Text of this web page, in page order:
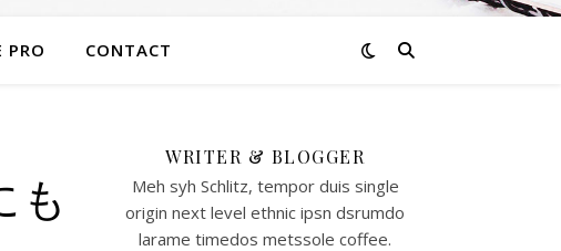
PRO CONTACT
も
WRITER & BLOGGER
Meh syh Schlitz, tempor duis single
origin next level ethnic ipsn dsrumdo
larame timedos metssole coffee.